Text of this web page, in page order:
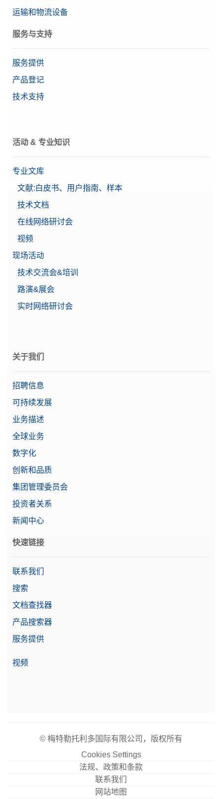
运输和物流设备
服务与支持
服务提供
产品登记
技术支持
活动 & 专业知识
专业文库
文献:白皮书、用户指南、样本
技术文档
在线网络研讨会
视频
现场活动
技术交流会&培训
路演&展会
实时网络研讨会
关于我们
招聘信息
可持续发展
业务描述
全球业务
数字化
创新和品质
集团管理委员会
投资者关系
新闻中心
快速链接
联系我们
搜索
文档查找器
产品搜索器
服务提供
视频
© 梅特勒托利多国际有限公司，版权所有
Cookies Settings
法规、政策和条款
联系我们
网站地图